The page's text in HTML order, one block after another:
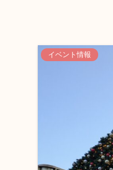
イベント情報